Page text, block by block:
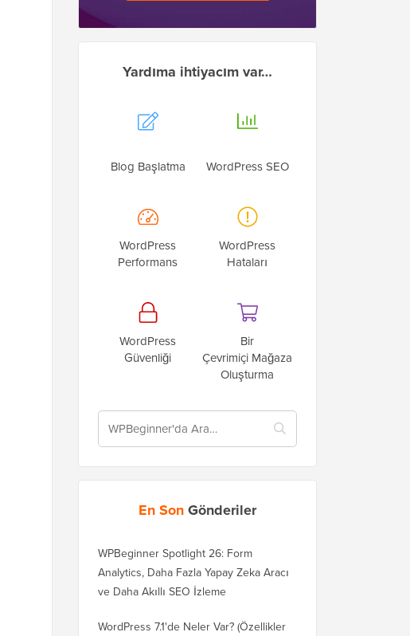
Yardıma ihtiyacım var…
Blog Başlatma WordPress SEO
WordPress
Performans
WordPress
Hataları
WordPress
Güvenliği
Bir
Çevrimiçi Mağaza
Oluşturma
En SonGönderiler
WPBeginner Spotlight 26: Form
Analytics, Daha Fazla Yapay Zeka Aracı
ve Daha Akıllı SEO İzleme
WordPress 7.1'de Neler Var? (Özellikler